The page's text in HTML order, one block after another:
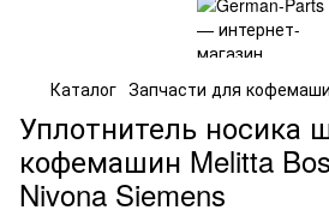
Каталог Запчасти для
Уплотнитель носика
кофемашин Melitta
Nivona Siemens